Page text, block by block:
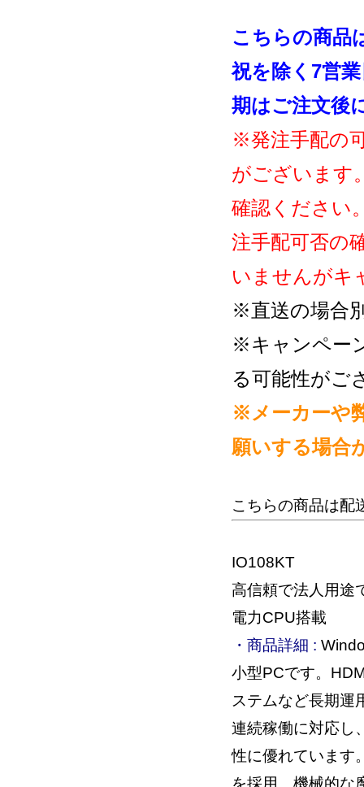
こちらの商品
祝を除く7営
期はご注文後
※発注手配の
がございます
確認ください
注手配可否の
いませんがキ
※直送の場合
※キャンペー
る可能性がご
※メーカーや
願いする場合
こちらの商品は配
IO108KT
高信頼で法人用途
電力CPU搭載
・商品詳細 :
小型PCです。
ステムなど長期運
連続稼働に対応し
性に優れています
を採用。機械的な